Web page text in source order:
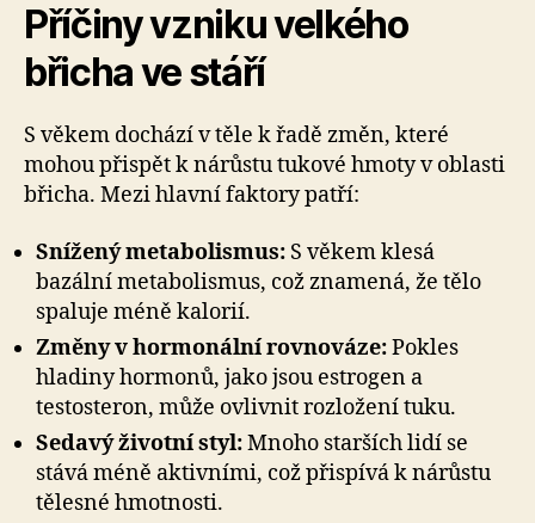
Příčiny vzniku velkého
břicha ve stáří
S věkem dochází v těle k řadě změn, které
mohou přispět k nárůstu tukové hmoty v oblasti
břicha. Mezi hlavní faktory patří:
Snížený metabolismus: S věkem klesá
bazální metabolismus, což znamená, že tělo
spaluje méně kalorií.
Změny v hormonální rovnováze:Pokles
hladiny hormonů, jako jsou estrogen a
testosteron, může ovlivnit rozložení tuku.
Sedavý životní styl:Mnoho starších lidí se
stává méně aktivními, což přispívá k nárůstu
tělesné hmotnosti.